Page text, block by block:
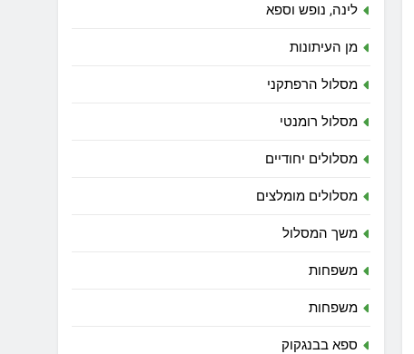
לינה, נופש וספא
מן העיתונות
מסלול הרפתקני
מסלול רומנטי
מסלולים יחודיים
מסלולים מומלצים
משך המסלול
משפחות
משפחות
ספא בבנגקוק